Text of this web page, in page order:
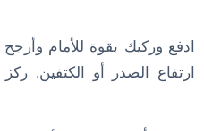
ارتفاع الصدر أو الكتفين.